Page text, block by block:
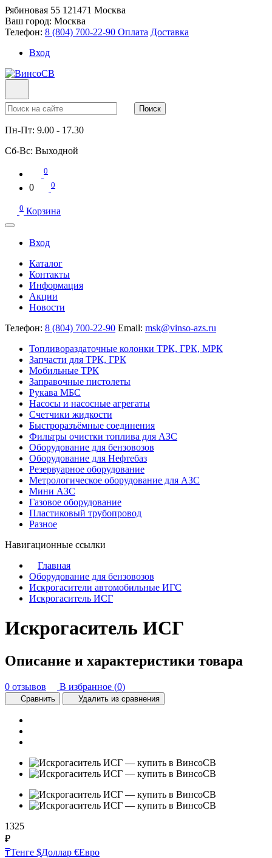
Рябиновая 55 121471 Москва
Ваш город: Москва
Телефон: 8 (804) 700-22-90 Оплата Доставка
Вход
Поиск
Пн-Пт: 9.00 - 17.30
Сб-Вс: Выходной
0
0 0
0 Корзина
Вход
Каталог
Контакты
Информация
Акции
Новости
Телефон: 8 (804) 700-22-90 Email: msk@vinso-azs.ru
Топливораздаточные колонки ТРК, ГРК, МРК
Запчасти для ТРК, ГРК
Мобильные ТРК
Заправочные пистолеты
Рукава МБС
Насосы и насосные агрегаты
Счетчики жидкости
Быстроразъёмные соединения
Фильтры очистки топлива для АЗС
Оборудование для бензовозов
Оборудование для Нефтебаз
Резервуарное оборудование
Метрологическое оборудование для АЗС
Мини АЗС
Газовое оборудование
Пластиковый трубопровод
Разное
Навигационные ссылки
Главная
Оборудование для бензовозов
Искрогасители автомобильные ИГС
Искрогаситель ИСГ
Искрогаситель ИСГ
Описание и характеристики товара
0 отзывов В избранное (0)
Сравнить Удалить из сравнения
1325
₽
₸Тенге $Доллар €Евро